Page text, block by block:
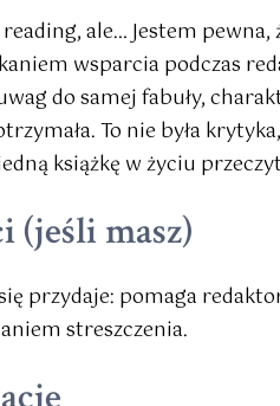
ale… Jestem
wsparcia podczas
do samej fabuły,
To nie była
książkę w życiu
(jeśli masz)
przydaje: pomaga
streszczenia.